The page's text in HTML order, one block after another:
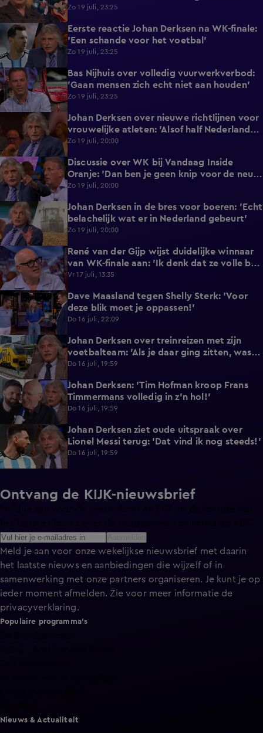
nergens op!’
Zo 19 juli, 23:25
1:18
Eerste reactie Johan Derksen na WK-finale:
'Een schande voor het voetbal'
Zo 19 juli, 23:25
1:31
Bas Nijhuis over volledig vuurwerkverbod:
'Gaan mensen zich echt niet aan houden'
Zo 19 juli, 23:25
Johan Derksen over nieuwe richtlijnen voor
vrouwelijke atleten: 'Alsof half Nederland
dan zit te rukken'
Zo 19 juli, 20:00
6:18
Discussie over WK bij Vandaag Inside
Oranje: 'Dan ben je geen knip voor de neus
waard'
Zo 19 juli, 20:00
1:29
Johan Derksen in de bres voor boeren: 'Echt
belachelijk wat er in Nederland gebeurt'
Zo 19 juli, 20:00
0:55
René van der Gijp wijst duidelijke winnaar
van WK-finale aan: 'Ik denk dat ze volle bak
gaan!'
Vr 17 juli, 13:35
4:20
Dave Maasland tegen Shelly Sterk: 'Voor
deze blik moet je oppassen!'
Do 16 juli, 22:09
7:12
Johan Derksen over treinreizen met zijn
voetbalteam: 'Als je daar ging zitten, was je
de lul'
Do 16 juli, 19:59
3:21
Johan Derksen: 'Tim Hofman kroop Frans
Timmermans volledig in z'n hol!'
Do 16 juli, 19:59
1:37
Johan Derksen ziet oude uitspraak over
Lionel Messi terug: 'Dat vind ik nog steeds!'
Do 16 juli, 19:59
Ontvang de KIJK-nieuwsbrief
Meld je aan voor onze wekelijkse nieuwsbrief met daarin
het laatste nieuws en aanbiedingen die wijzelf of in
samenwerking met onze partners organiseren. Je kunt je op
ieder moment afmelden. Zie voor meer informatie de
privacyverklaring.
Populaire programma's
Nieuws & Actualiteit